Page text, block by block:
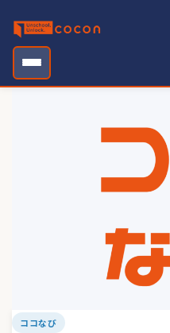
content
ココなび